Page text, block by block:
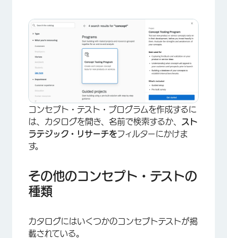
コンセプト・テスト・プログラムを作成するに
は、カタログを開き、名前で検索するか、
スト
ラテジック・リサーチをフィルターにかけま
す。
その他のコンセプト・テストの
種類
カタログにはいくつかのコンセプトテストが掲
載されている。